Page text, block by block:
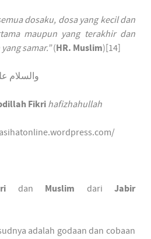
dosaku, dosa yang kecil dan
maupun yang terakhir dan
samar.” (HR. Muslim)[14]
والسلام
Fikri hafizhahullah
dan Muslim dari Jabir
adalah godaan dan cobaan